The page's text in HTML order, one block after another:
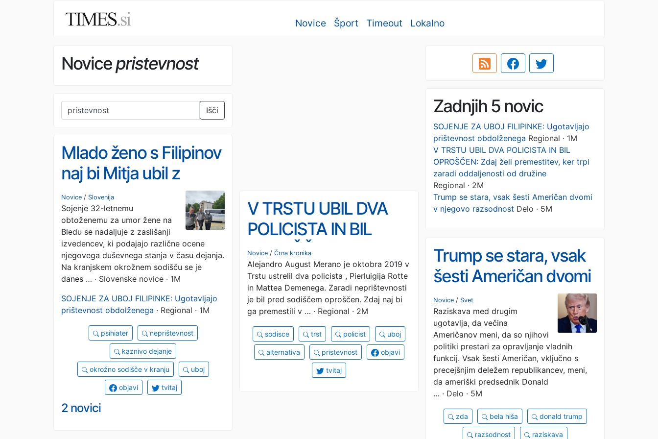
Novice Šport Timeout Lokalno
Novicepristevnost
Išči Zadnjih 5 novic
SOJENJE ZA UBOJ FILIPINKE: Ugotavljajo
prištevnost obdolženega Regional · 1M
V TRSTU UBIL DVA POLICISTA IN BIL
OPROŠČEN: Zdaj želi premestitev, ker trpi
zaradi oddaljenosti od družine
Regional · 2M
Trump se stara, vsak šesti Američan dvomi
v njegovo razsodnost Delo · 5M
Mlado ženo s Filipinov
naj bi Mitja ubil z
utežjo in jo večkrat
zabodel, na sodišču
razkrivajo ozadje
krvave tragedije na
Bledu
Novice / Slovenija
Sojenje 32-letnemu
obtoženemu za umor žene na
Bledu se nadaljuje z zaslišanji
izvedencev, ki podajajo različne ocene
njegovega duševnega stanja v času dejanja.
Na kranjskem okrožnem sodišču se je
danes … · Slovenske novice · 1M
SOJENJE ZA UBOJ FILIPINKE: Ugotavljajo
prištevnost obdolženega · Regional · 1M
psihiater neprištevnost
kaznivo dejanje
okrožno sodišče v kranju uboj
objavi tvitaj
2 novici
V TRSTU UBIL DVA
POLICISTA IN BIL
OPROŠČEN: Zdaj želi
premestitev, ker trpi
zaradi oddaljenosti od
družine
Novice / Črna kronika
Alejandro August Merano je oktobra 2019 v
Trstu ustrelil dva policista , Pierluigija Rotte
in Mattea Demenega. Zaradi neprištevnosti
je bil pred sodiščem oproščen. Zdaj naj bi
ga premestili v … · Regional · 2M
sodisce trst policist uboj
alternativa pristevnost objavi
tvitaj
Trump se stara, vsak
šesti Američan dvomi
v njegovo razsodnost
Novice / Svet
Raziskava med drugim
ugotavlja, da večina
Američanov meni, da so njihovi
politiki prestari za opravljanje vladnih
funkcij. Vsak šesti Američan, vključno s
precejšnjim deležem republikancev, meni,
da ameriški predsednik Donald
… · Delo · 5M
zda bela hiša donald trump
razsodnost raziskava